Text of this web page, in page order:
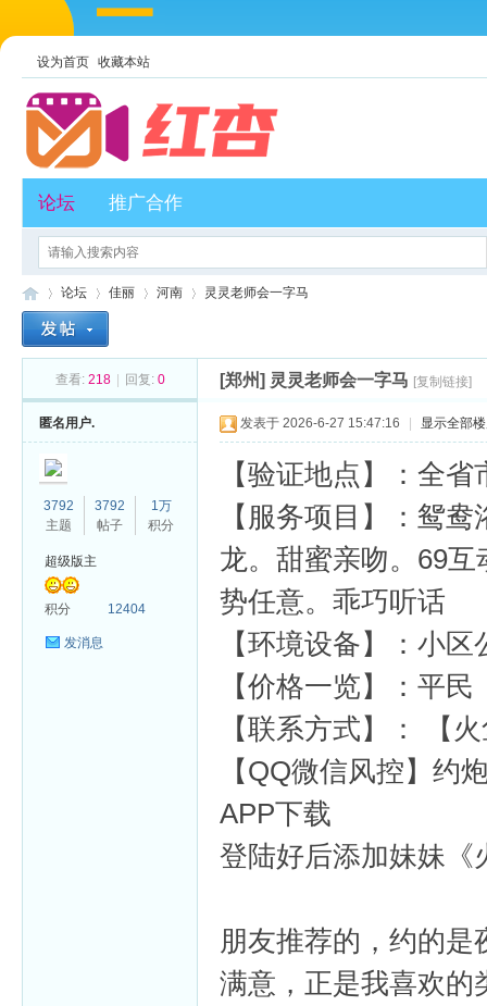
设为首页 收藏本站
论坛 推广合作
论坛
›
佳丽
›
河南 灵灵老师会一字马
查看: 218 回复: 0 [郑州] 灵灵老师会一字马 [复制链接]
匿名用户.
3792
主题
3792
帖子
1万
积分
超级版主
积分 12404
发消息
发表于 2026-6-27 15:47:16 显示全部
【验证地点】：全省
【服务项目】：鸳
龙。甜蜜亲吻。69
势任意。乖巧听话
【环境设备】：小区
【价格一览】：平民
【联系方式】： 【
【QQ微信风控】约
APP下载
登陆好后添加妹妹《
朋友推荐的，约的
满意，正是我喜欢的